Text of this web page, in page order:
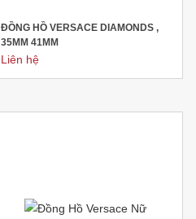
ĐỒNG HỒ VERSACE DIAMONDS ,
35MM 41MM
Liên hệ